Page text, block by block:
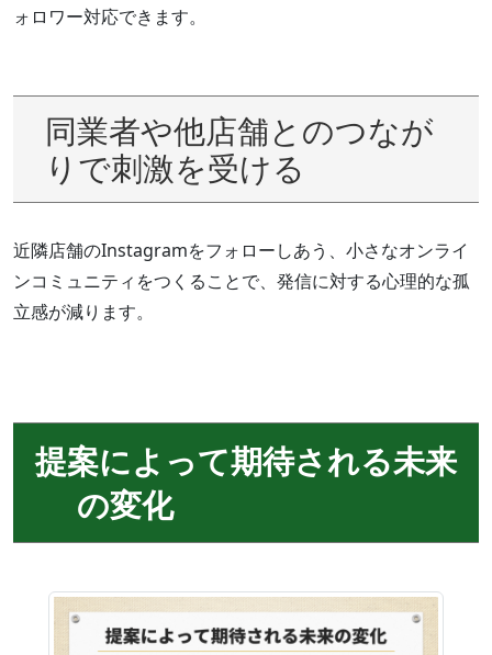
ォロワー対応できます。
同業者や他店舗とのつなが
りで刺激を受ける
近隣店舗のInstagramをフォローしあう、小さなオンライ
ンコミュニティをつくることで、発信に対する心理的な孤
立感が減ります。
提案によって期待される未来
の変化